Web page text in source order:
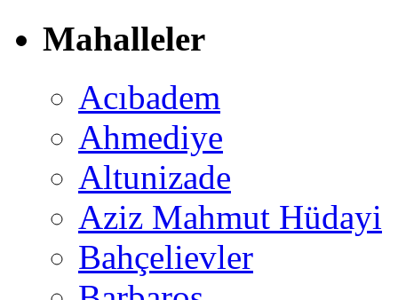
Mahalleler
Acıbadem
Ahmediye
Altunizade
Aziz Mahmut Hüdayi
Bahçelievler